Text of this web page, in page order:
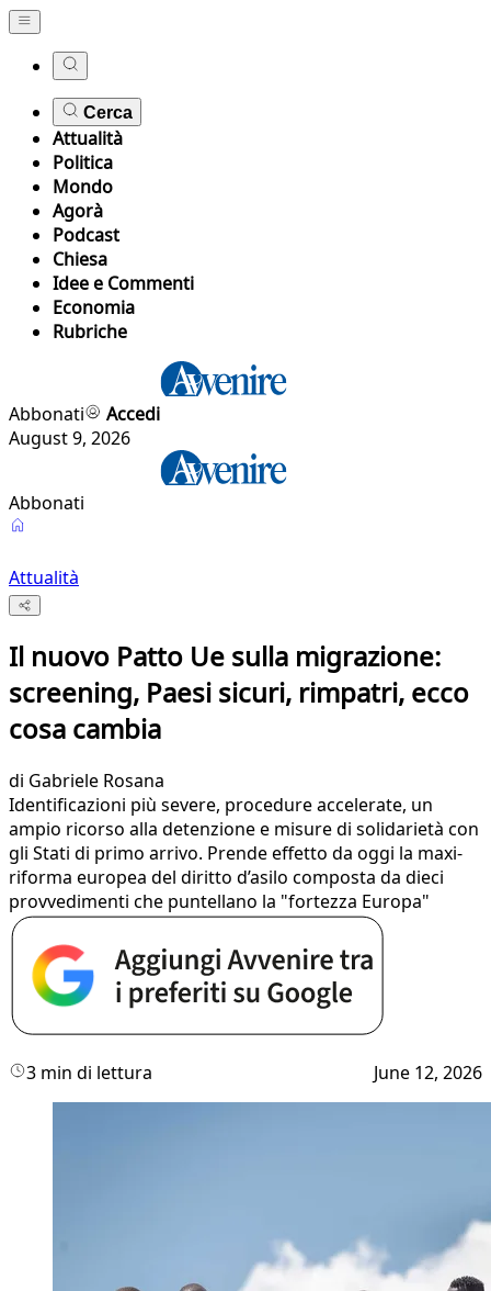
Cerca
Attualità
Politica
Mondo
Agorà
Podcast
Chiesa
Idee e Commenti
Economia
Rubriche
Abbonati
Accedi
August 9, 2026
Abbonati
Attualità
Il nuovo Patto Ue sulla migrazione:
screening, Paesi sicuri, rimpatri, ecco
cosa cambia
di Gabriele Rosana
Identificazioni più severe, procedure accelerate, un
ampio ricorso alla detenzione e misure di solidarietà con
gli Stati di primo arrivo. Prende effetto da oggi la maxi-
riforma europea del diritto d’asilo composta da dieci
provvedimenti che puntellano la "fortezza Europa"
3 min di lettura June 12, 2026